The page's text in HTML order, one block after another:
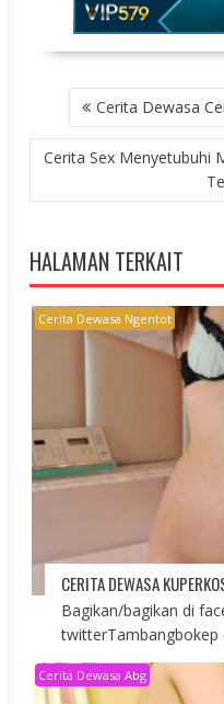
POST
NAVIGATIONCerita Dewasa
Cerita Sex Menyetubuhi
HALAMAN TERKAIT
Cerita Dewasa Ngentot
CERITA DEWASA
Bagikan/bagikan di
twitterTambangbokep
Cerita Dewasa Abg